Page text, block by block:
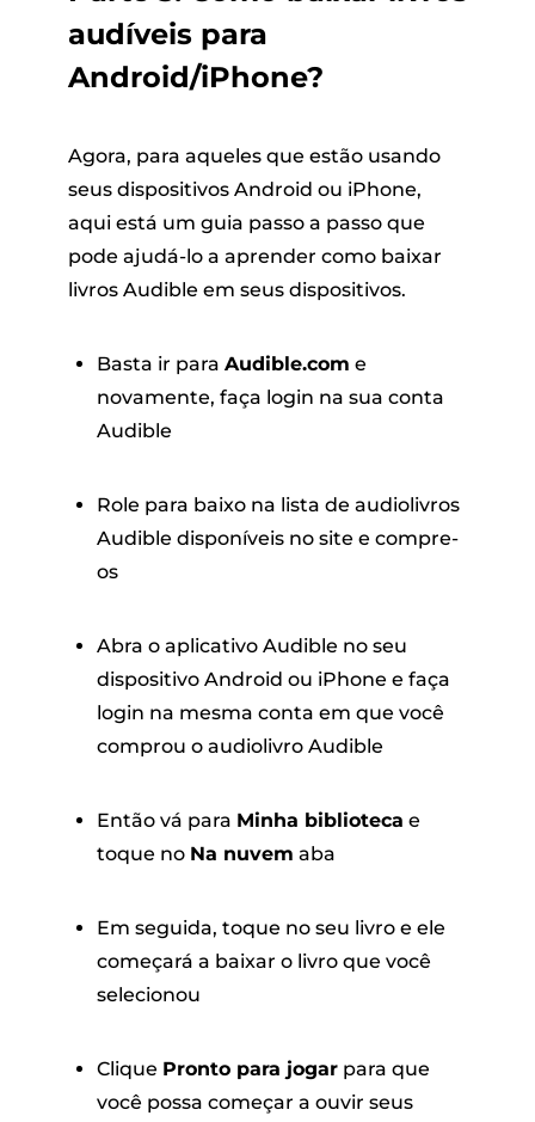
audíveis para
Android/iPhone?
Agora, para aqueles que estão usando
seus dispositivos Android ou iPhone,
aqui está um guia passo a passo que
pode ajudá-lo a aprender como baixar
livros Audible em seus dispositivos.
Basta ir para Audible.com e
novamente, faça login na sua conta
Audible
Role para baixo na lista de audiolivros
Audible disponíveis no site e compre-
os
Abra o aplicativo Audible no seu
dispositivo Android ou iPhone e faça
login na mesma conta em que você
comprou o audiolivro Audible
Então vá para Minha biblioteca e
toque no Na nuvem aba
Em seguida, toque no seu livro e ele
começará a baixar o livro que você
selecionou
Clique Pronto para jogarpara que
você possa começar a ouvir seus